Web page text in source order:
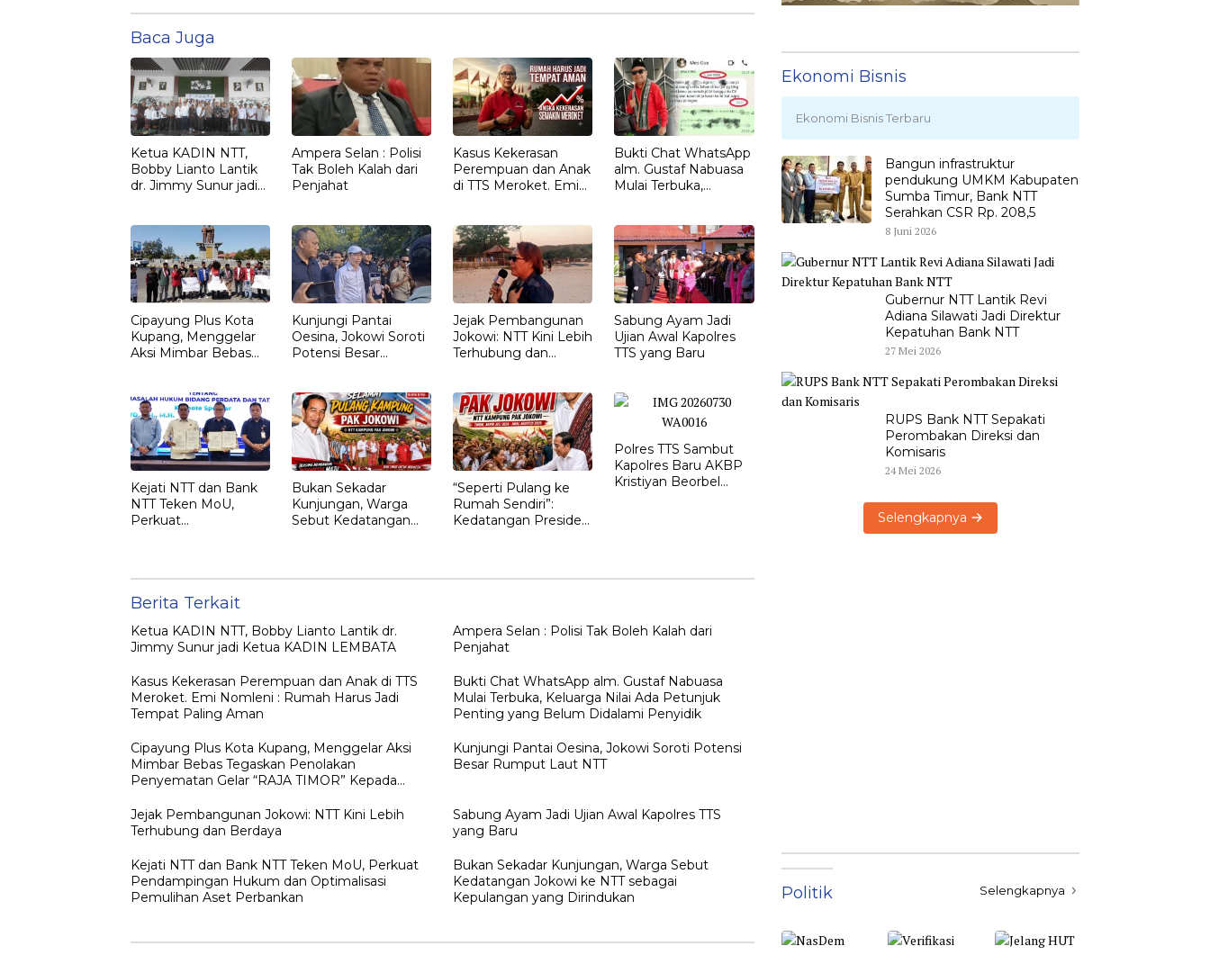
Baca Juga
Ketua KADIN NTT,
Bobby Lianto Lantik
dr. Jimmy Sunur jadi
Ampera Selan : Polisi
Tak Boleh Kalah dari
Penjahat
Kasus Kekerasan
Perempuan dan Anak
di TTS Meroket. Emi
Paling Aman
Bukti Chat WhatsApp
alm. Gustaf Nabuasa
Mulai Terbuka,
yang Belum Didalami
Penyidik
Cipayung Plus Kota
Kupang, Menggelar
Aksi Mimbar Bebas
“RAJA TIMOR”
Kepada JOKO
WIDODO
Kunjungi Pantai
Oesina, Jokowi Soroti
Potensi Besar
Jejak Pembangunan
Jokowi: NTT Kini Lebih
Terhubung dan
Sabung Ayam Jadi
Ujian Awal Kapolres
TTS yang Baru
Kejati NTT dan Bank
NTT Teken MoU,
Perkuat
Pemulihan Aset
Perbankan
Bukan Sekadar
Kunjungan, Warga
Sebut Kedatangan
“Seperti Pulang ke
Rumah Sendiri”:
Kedatangan Presiden
NTT
Polres TTS Sambut
Kapolres Baru AKBP
Kristiyan Beorbel
Berita Terkait
Ketua KADIN NTT, Bobby Lianto Lantik dr.
Jimmy Sunur jadi Ketua KADIN LEMBATA
Ampera Selan : Polisi Tak Boleh Kalah dari
Penjahat
Kasus Kekerasan Perempuan dan Anak di TTS
Meroket. Emi Nomleni : Rumah Harus Jadi
Tempat Paling Aman
Bukti Chat WhatsApp alm. Gustaf Nabuasa
Mulai Terbuka, Keluarga Nilai Ada Petunjuk
Penting yang Belum Didalami Penyidik
Cipayung Plus Kota Kupang, Menggelar Aksi
Mimbar Bebas Tegaskan Penolakan
Penyematan Gelar “RAJA TIMOR” Kepada
Kunjungi Pantai Oesina, Jokowi Soroti Potensi
Besar Rumput Laut NTT
Jejak Pembangunan Jokowi: NTT Kini Lebih
Terhubung dan Berdaya
Sabung Ayam Jadi Ujian Awal Kapolres TTS
yang Baru
Kejati NTT dan Bank NTT Teken MoU, Perkuat
Pendampingan Hukum dan Optimalisasi
Pemulihan Aset Perbankan
Bukan Sekadar Kunjungan, Warga Sebut
Kedatangan Jokowi ke NTT sebagai
Kepulangan yang Dirindukan
Ekonomi Bisnis
Ekonomi Bisnis Terbaru
Bangun infrastruktur
pendukung UMKM Kabupaten
Sumba Timur, Bank NTT
Serahkan CSR Rp. 208,5
8 Juni 2026
Gubernur NTT Lantik Revi
Adiana Silawati Jadi Direktur
Kepatuhan Bank NTT
27 Mei 2026
RUPS Bank NTT Sepakati
Perombakan Direksi dan
Komisaris
24 Mei 2026
Selengkapnya
Politik Selengkapnya